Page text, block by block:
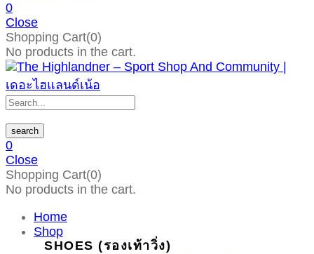
0
Close
Shopping Cart(0)
No products in the cart.
search
0
Close
Shopping Cart(0)
No products in the cart.
Home
Shop
SHOES (รองเท้าวิ่ง)